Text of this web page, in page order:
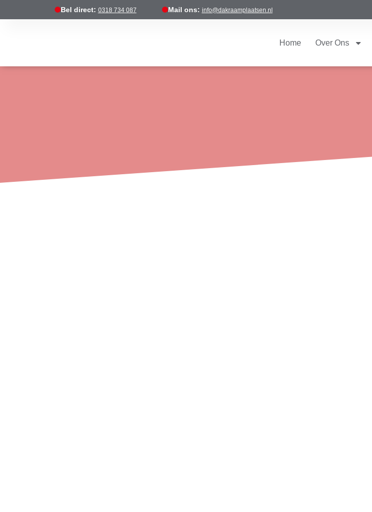
Bel direct: 0318 734 087 Mail ons: info@dakraamplaatsen.nl
Home Over Ons